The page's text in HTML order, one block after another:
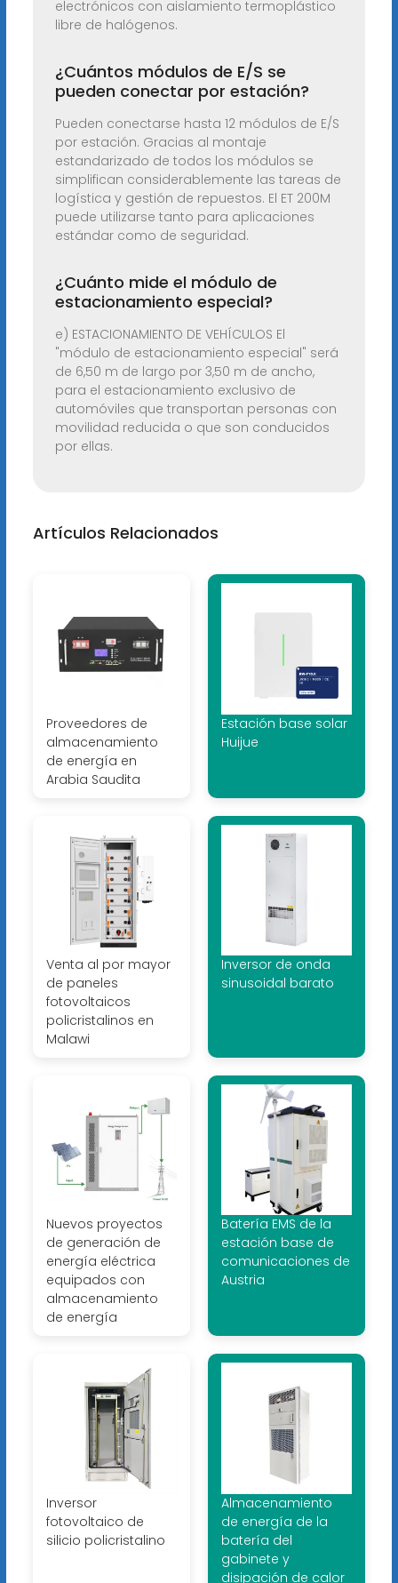
electrónicos con aislamiento termoplástico
libre de halógenos.
¿Cuántos módulos de E/S se
pueden conectar por estación?
Pueden conectarse hasta 12 módulos de E/S
por estación. Gracias al montaje
estandarizado de todos los módulos se
simplifican considerablemente las tareas de
logística y gestión de repuestos. El ET 200M
puede utilizarse tanto para aplicaciones
estándar como de seguridad.
¿Cuánto mide el módulo de
estacionamiento especial?
e) ESTACIONAMIENTO DE VEHÍCULOS El
"módulo de estacionamiento especial" será
de 6,50 m de largo por 3,50 m de ancho,
para el estacionamiento exclusivo de
automóviles que transportan personas con
movilidad reducida o que son conducidos
por ellas.
Artículos Relacionados
Proveedores de
almacenamiento
de energía en
Arabia Saudita
Estación base solar
Huijue
Venta al por mayor
de paneles
fotovoltaicos
policristalinos en
Malawi
Inversor de onda
sinusoidal barato
Nuevos proyectos
de generación de
energía eléctrica
equipados con
almacenamiento
de energía
Batería EMS de la
estación base de
comunicaciones de
Austria
Inversor
fotovoltaico de
silicio policristalino
Almacenamiento
de energía de la
batería del
gabinete y
disipación de calor